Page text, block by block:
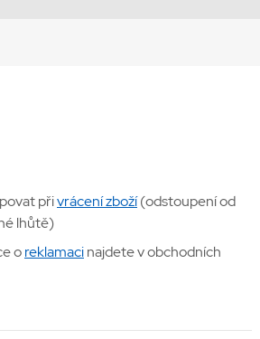
přivrácení zboží(odstoupení od
lhůtě)
oreklamacinajdete v obchodních